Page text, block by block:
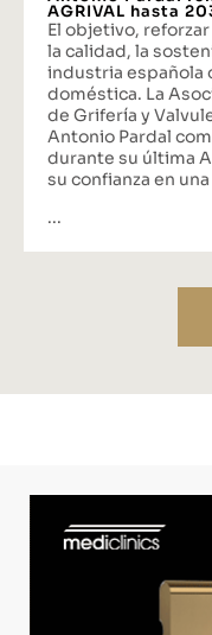
AGRIVAL hasta
El objetivo,
la calidad, la
industria española
doméstica. La
de Grifería y
Antonio Pardal
durante su última
su confianza en
...